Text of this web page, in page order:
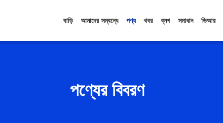
বাড়ি আমাদের সম্বন্ধে পণ্য খবর ব্লগ সমাধান ভিআর
পণ্যের বিবরণ